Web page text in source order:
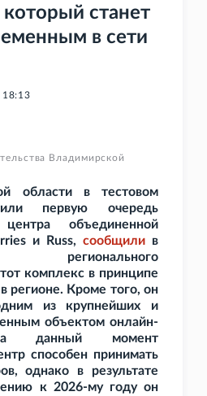
станет
в сети
18:13
Владимирской
области в тестовом
первую очередь
центра объединенной
и Russ, сообщили в
регионального
комплекс в принципе
регионе. Кроме того, он
из крупнейших и
объектом онлайн-
данный момент
способен принимать
однако в результате
к 2026-му году он